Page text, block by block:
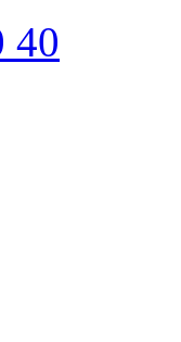
40